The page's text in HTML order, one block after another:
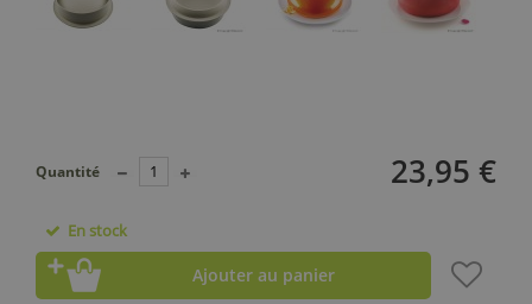
23,95 €
Quantité
En stock
Ajouter au panier